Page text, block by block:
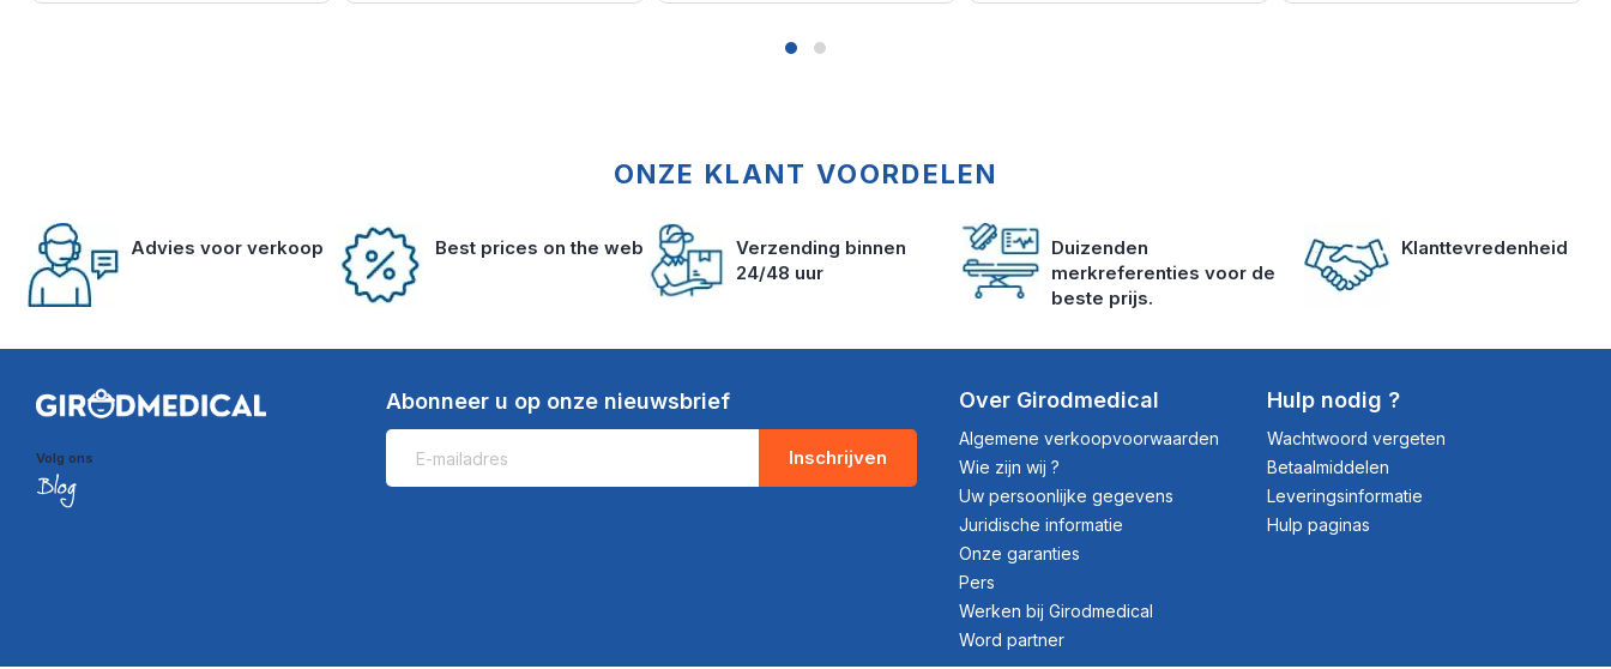
ONZE KLANT VOORDELEN
Advies voor verkoop Best prices on the web
Verzending binnen
24/48 uur
Duizenden
merkreferenties voor de
beste prijs.
Klanttevredenheid
Volg ons
Abonneer u op onze nieuwsbrief
Inschrijven
Over Girodmedical
Algemene verkoopvoorwaarden
Wie zijn wij ?
Uw persoonlijke gegevens
Juridische informatie
Onze garanties
Pers
Werken bij Girodmedical
Word partner
Hulp nodig ?
Wachtwoord vergeten
Betaalmiddelen
Leveringsinformatie
Hulp paginas